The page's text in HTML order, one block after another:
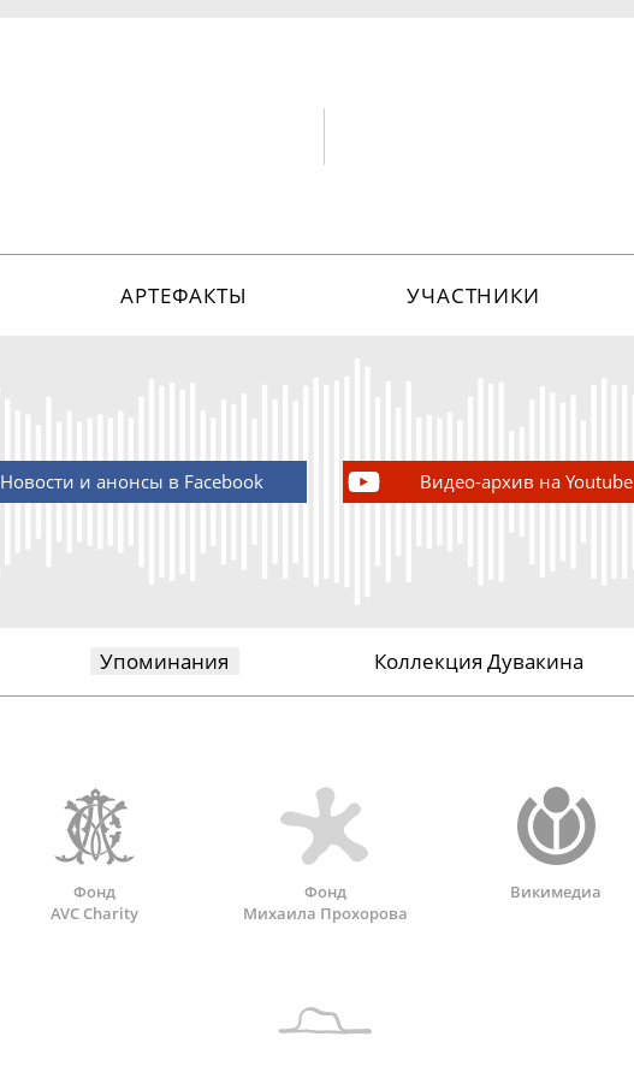
АРТЕФАКТЫ УЧАСТНИКИ
Новости и анонсы в Facebook Видео-архив на Youtube
Упоминания Коллекция Дувакина
Фонд
AVC Charity
Фонд
Михаила Прохорова
Викимедиа